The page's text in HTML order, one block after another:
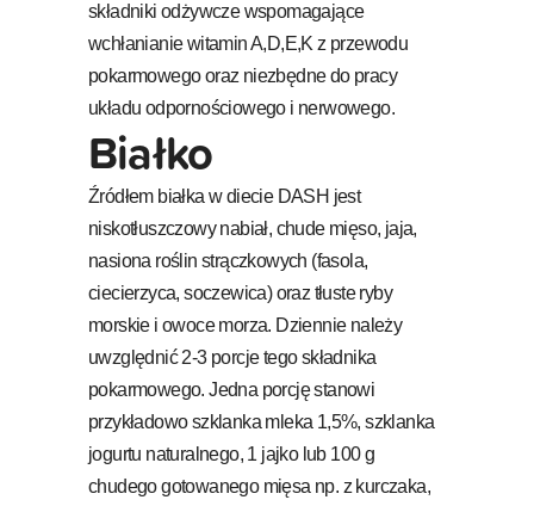
składniki odżywcze wspomagające
wchłanianie witamin A,D,E,K z przewodu
pokarmowego oraz niezbędne do pracy
układu odpornościowego i nerwowego.
Białko
Źródłem białka w diecie DASH jest
niskotłuszczowy nabiał, chude mięso, jaja,
nasiona roślin strączkowych (fasola,
ciecierzyca, soczewica) oraz tłuste ryby
morskie i owoce morza. Dziennie należy
uwzględnić 2-3 porcje tego składnika
pokarmowego. Jedna porcję stanowi
przykładowo szklanka mleka 1,5%, szklanka
jogurtu naturalnego, 1 jajko lub 100 g
chudego gotowanego mięsa np. z kurczaka,